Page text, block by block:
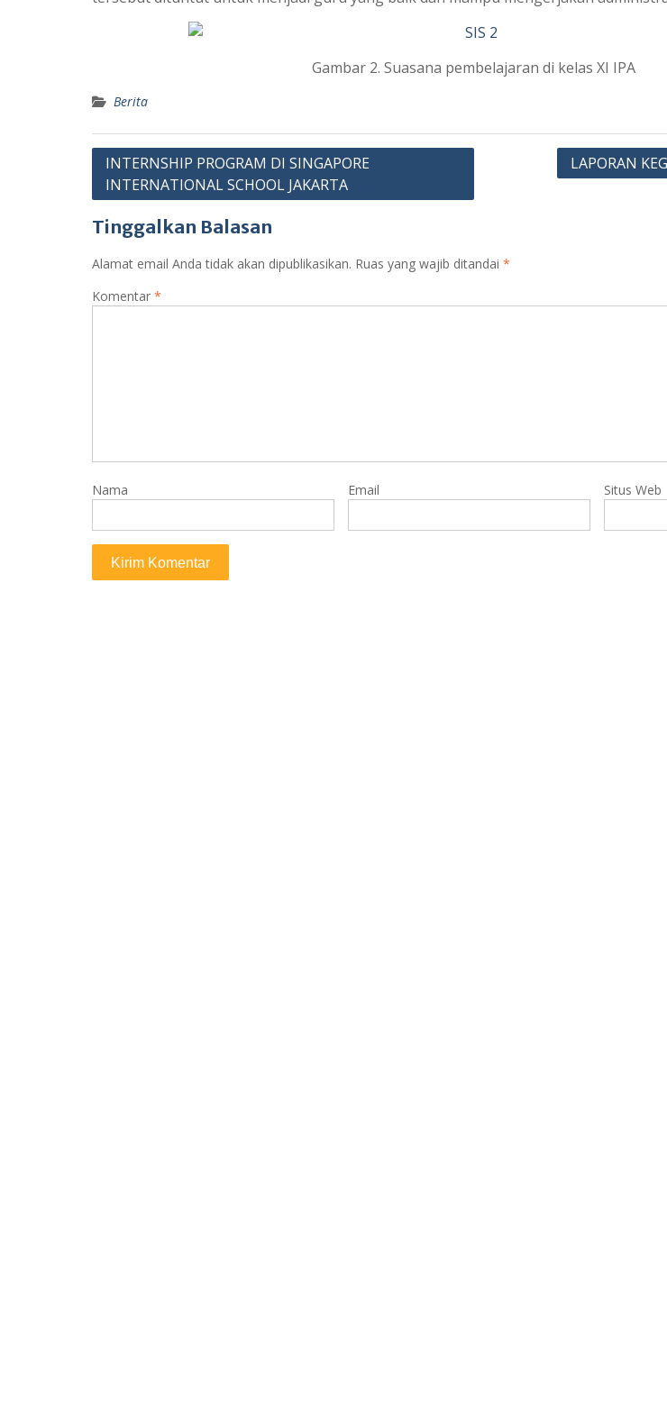
Gambar 2. Suasana pembelajaran di kelas XI IPA
Berita
Navigasi
pos
INTERNSHIP PROGRAM DI SINGAPORE
INTERNATIONAL SCHOOL JAKARTA
LAPORAN
Tinggalkan Balasan
Alamat email Anda tidak akan dipublikasikan. Ruas yang wajib ditandai *
Komentar *
Nama Email Situs Web